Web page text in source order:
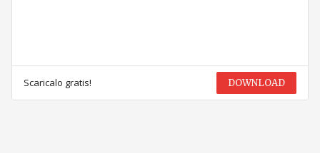
Scaricalo gratis! DOWNLOAD